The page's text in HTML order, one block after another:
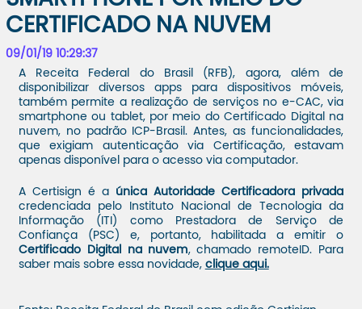
CERTIFICADO NA NUVEM
09/01/19 10:29:37
A Receita Federal do Brasil (RFB), agora, além de
disponibilizar diversos apps para dispositivos móveis,
também permite a realização de serviços no e-CAC, via
smartphone ou tablet, por meio do Certificado Digital na
nuvem, no padrão ICP-Brasil. Antes, as funcionalidades,
que exigiam autenticação via Certificação, estavam
apenas disponível para o acesso via computador.
A Certisign é aúnica Autoridade Certificadora privada
credenciada pelo Instituto Nacional de Tecnologia da
Informação (ITI) como Prestadora de Serviço de
Confiança (PSC) e, portanto, habilitada a emitir o
Certificado Digital na nuvem, chamado remoteID. Para
saber mais sobre essa novidade, clique aqui.